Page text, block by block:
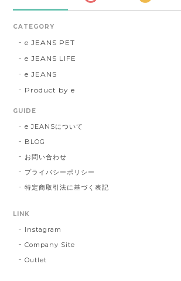
CATEGORY
e JEANS PET
e JEANS LIFE
e JEANS
Product by e
GUIDE
e JEANSについて
BLOG
お問い合わせ
プライバシーポリシー
特定商取引法に基づく表記
LINK
Instagram
Company Site
Outlet